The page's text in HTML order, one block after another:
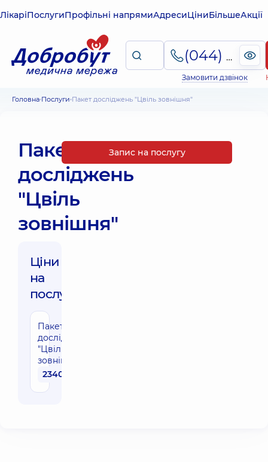
ЛікаріПослугиПрофільні напрямиАдресиЦіниБільшеАкції
(044) 495-2-888
Замовити дзвінок
Головна Послуги Пакет досліджень "Цвіль зовнішня"
Пакет
досліджень
"Цвіль
зовнішня"
Ціни
на
послуги:
Пакет
досліджень
"Цвіль
зовнішня"
2340 грн
Запис на послугу